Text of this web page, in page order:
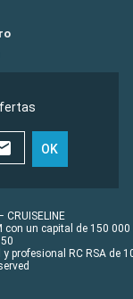
OK
con un capital de 150 000
profesional RC RSA de